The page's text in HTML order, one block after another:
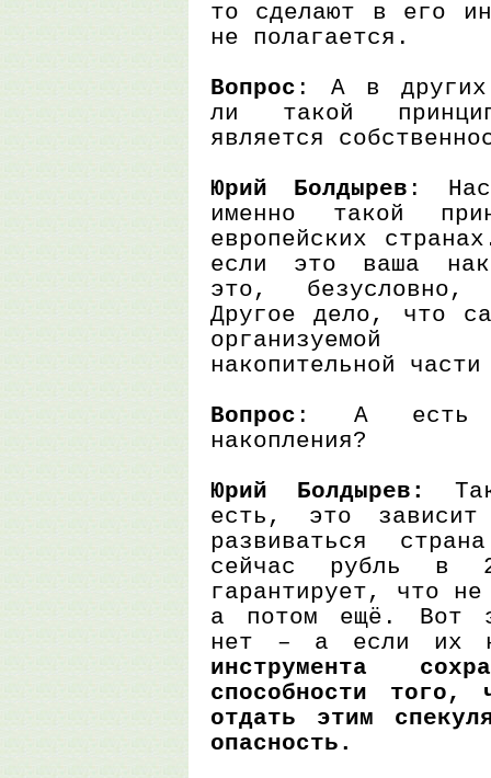
то сделают в его
не полагается.
Вопрос : А в других
ли такой
является
Юрий Болдырев :
именно такой
европейских
если это ваша
это, безусловно,
Другое дело, что
организуемой
накопительной
Вопрос : А есть
накопления?
Юрий Болдырев:
есть, это
развиваться
сейчас рубль в
гарантирует, что
а потом ещё. Вот
нет – а если их
инструмента
способности того,
отдать этим
опасность.